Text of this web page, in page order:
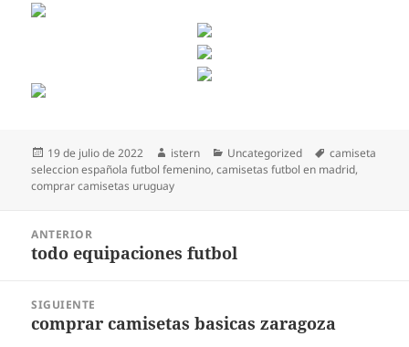
Publicado
el
19 de julio de 2022 Autor
istern Categorías
Uncategorized Etiquetas
camiseta
seleccion española futbol femenino,camisetas futbol en madrid,
comprar camisetas uruguay
entradas
ANTERIOR
Entrada
todo equipaciones futbol
SIGUIENTE
Entrada
comprar camisetas basicas zaragoza